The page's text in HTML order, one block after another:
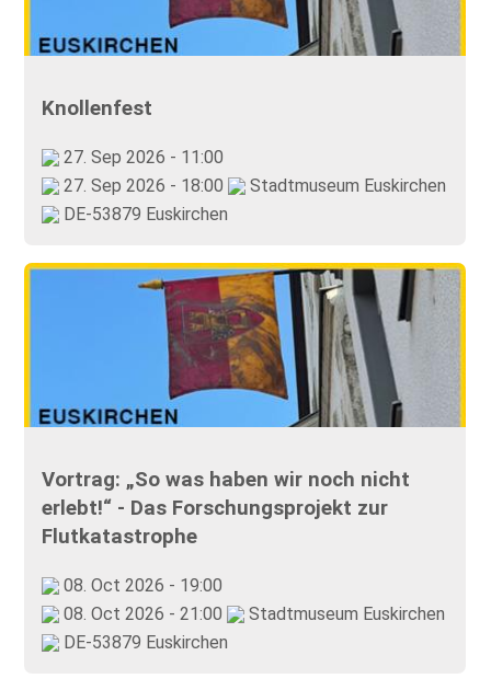
Knollenfest
27. Sep 2026 - 11:00
27. Sep 2026 - 18:00
Stadtmuseum Euskirchen
DE-53879 Euskirchen
Vortrag: „So was haben wir noch nicht
erlebt!“ - Das Forschungsprojekt zur
Flutkatastrophe
08. Oct 2026 - 19:00
08. Oct 2026 - 21:00
Stadtmuseum Euskirchen
DE-53879 Euskirchen